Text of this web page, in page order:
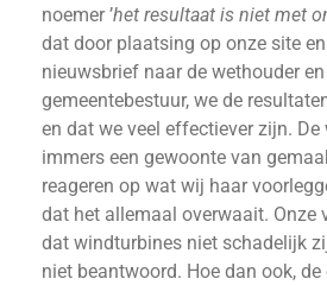
noemer ’het resultaat is niet met
dat door plaatsing op onze site
nieuwsbrief naar de wethouder
gemeentebestuur, we de
en dat we veel effectiever zijn. De
immers een gewoonte van
reageren op wat wij haar
dat het allemaal overwaait. Onze
dat windturbines niet schadelijk
niet beantwoord. Hoe dan ook,